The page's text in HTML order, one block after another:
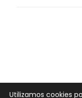
Utilizamos cookies